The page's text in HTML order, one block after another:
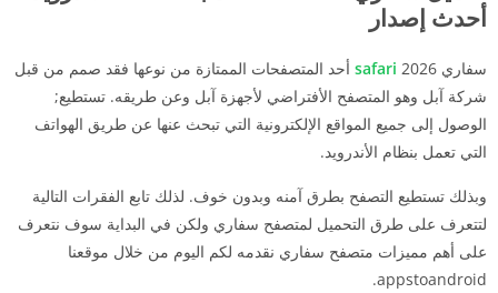
أحدث إصدار
سفاري 2026 safari أحد المتصفحات الممتازة من نوعها فقد صمم من قبل
شركة آبل وهو المتصفح الأفتراضي لأجهزة آبل وعن طريقه. تستطيع;
الوصول إلى جميع المواقع الإلكترونية التي تبحث عنها عن طريق الهواتف
التي تعمل بنظام الأندرويد.
وبذلك تستطيع التصفح بطرق آمنه وبدون خوف. لذلك تابع الفقرات التالية
لتتعرف على طرق التحميل لمتصفح سفاري ولكن في البداية سوف نتعرف
على أهم مميزات متصفح سفاري نقدمه لكم اليوم من خلال موقعنا
appstoandroid.